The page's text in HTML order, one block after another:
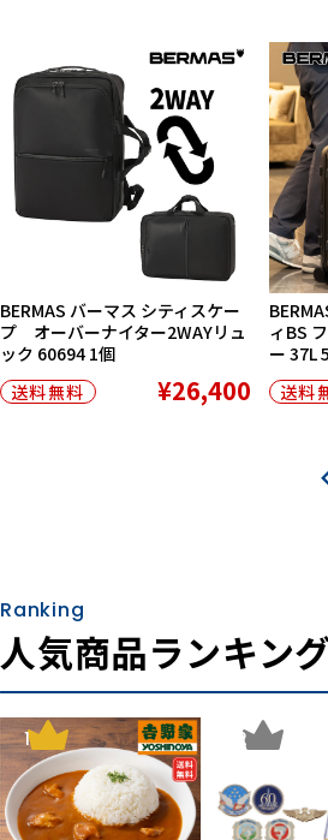
BERMAS バーマス シティスケー
プ オーバーナイター2WAYリュ
ック 60694 1個
送料無料
¥26,400
ィBS
ー 37L
送料
Ranking
人気商品ランキン
1 2